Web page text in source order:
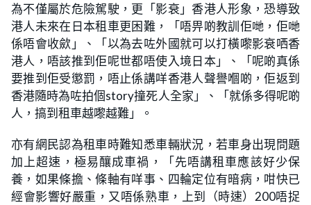
為不僅屬於危險駕駛，更「影衰」香港人形象，恐導致
港人未來在日本租車更困難，「唔畀啲教訓佢哋，佢哋
係唔會收歛」、「以為去咗外國就可以打橫嚟影衰哂香
港人，唔該推到佢呢世都唔使入境日本」、「呢啲真係
要推到佢受懲罰，唔止係講咩香港人聲譽嗰啲，佢返到
香港隨時為咗拍個story撞死人全家」、「就係多得呢啲
人，搞到租車越嚟越難」。
亦有網民認為租車時難知悉車輛狀況，若車身出現問題
加上超速，極易釀成車禍，「先唔講租車應該好少保
養，如果條擔、條軸有咩事、四輪定位有暗病，咁快已
經會影響好嚴重，又唔係熟車，上到（時速）200唔捉